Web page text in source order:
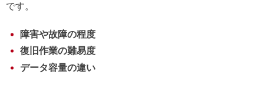
です。
障害や故障の程度
復旧作業の難易度
データ容量の違い